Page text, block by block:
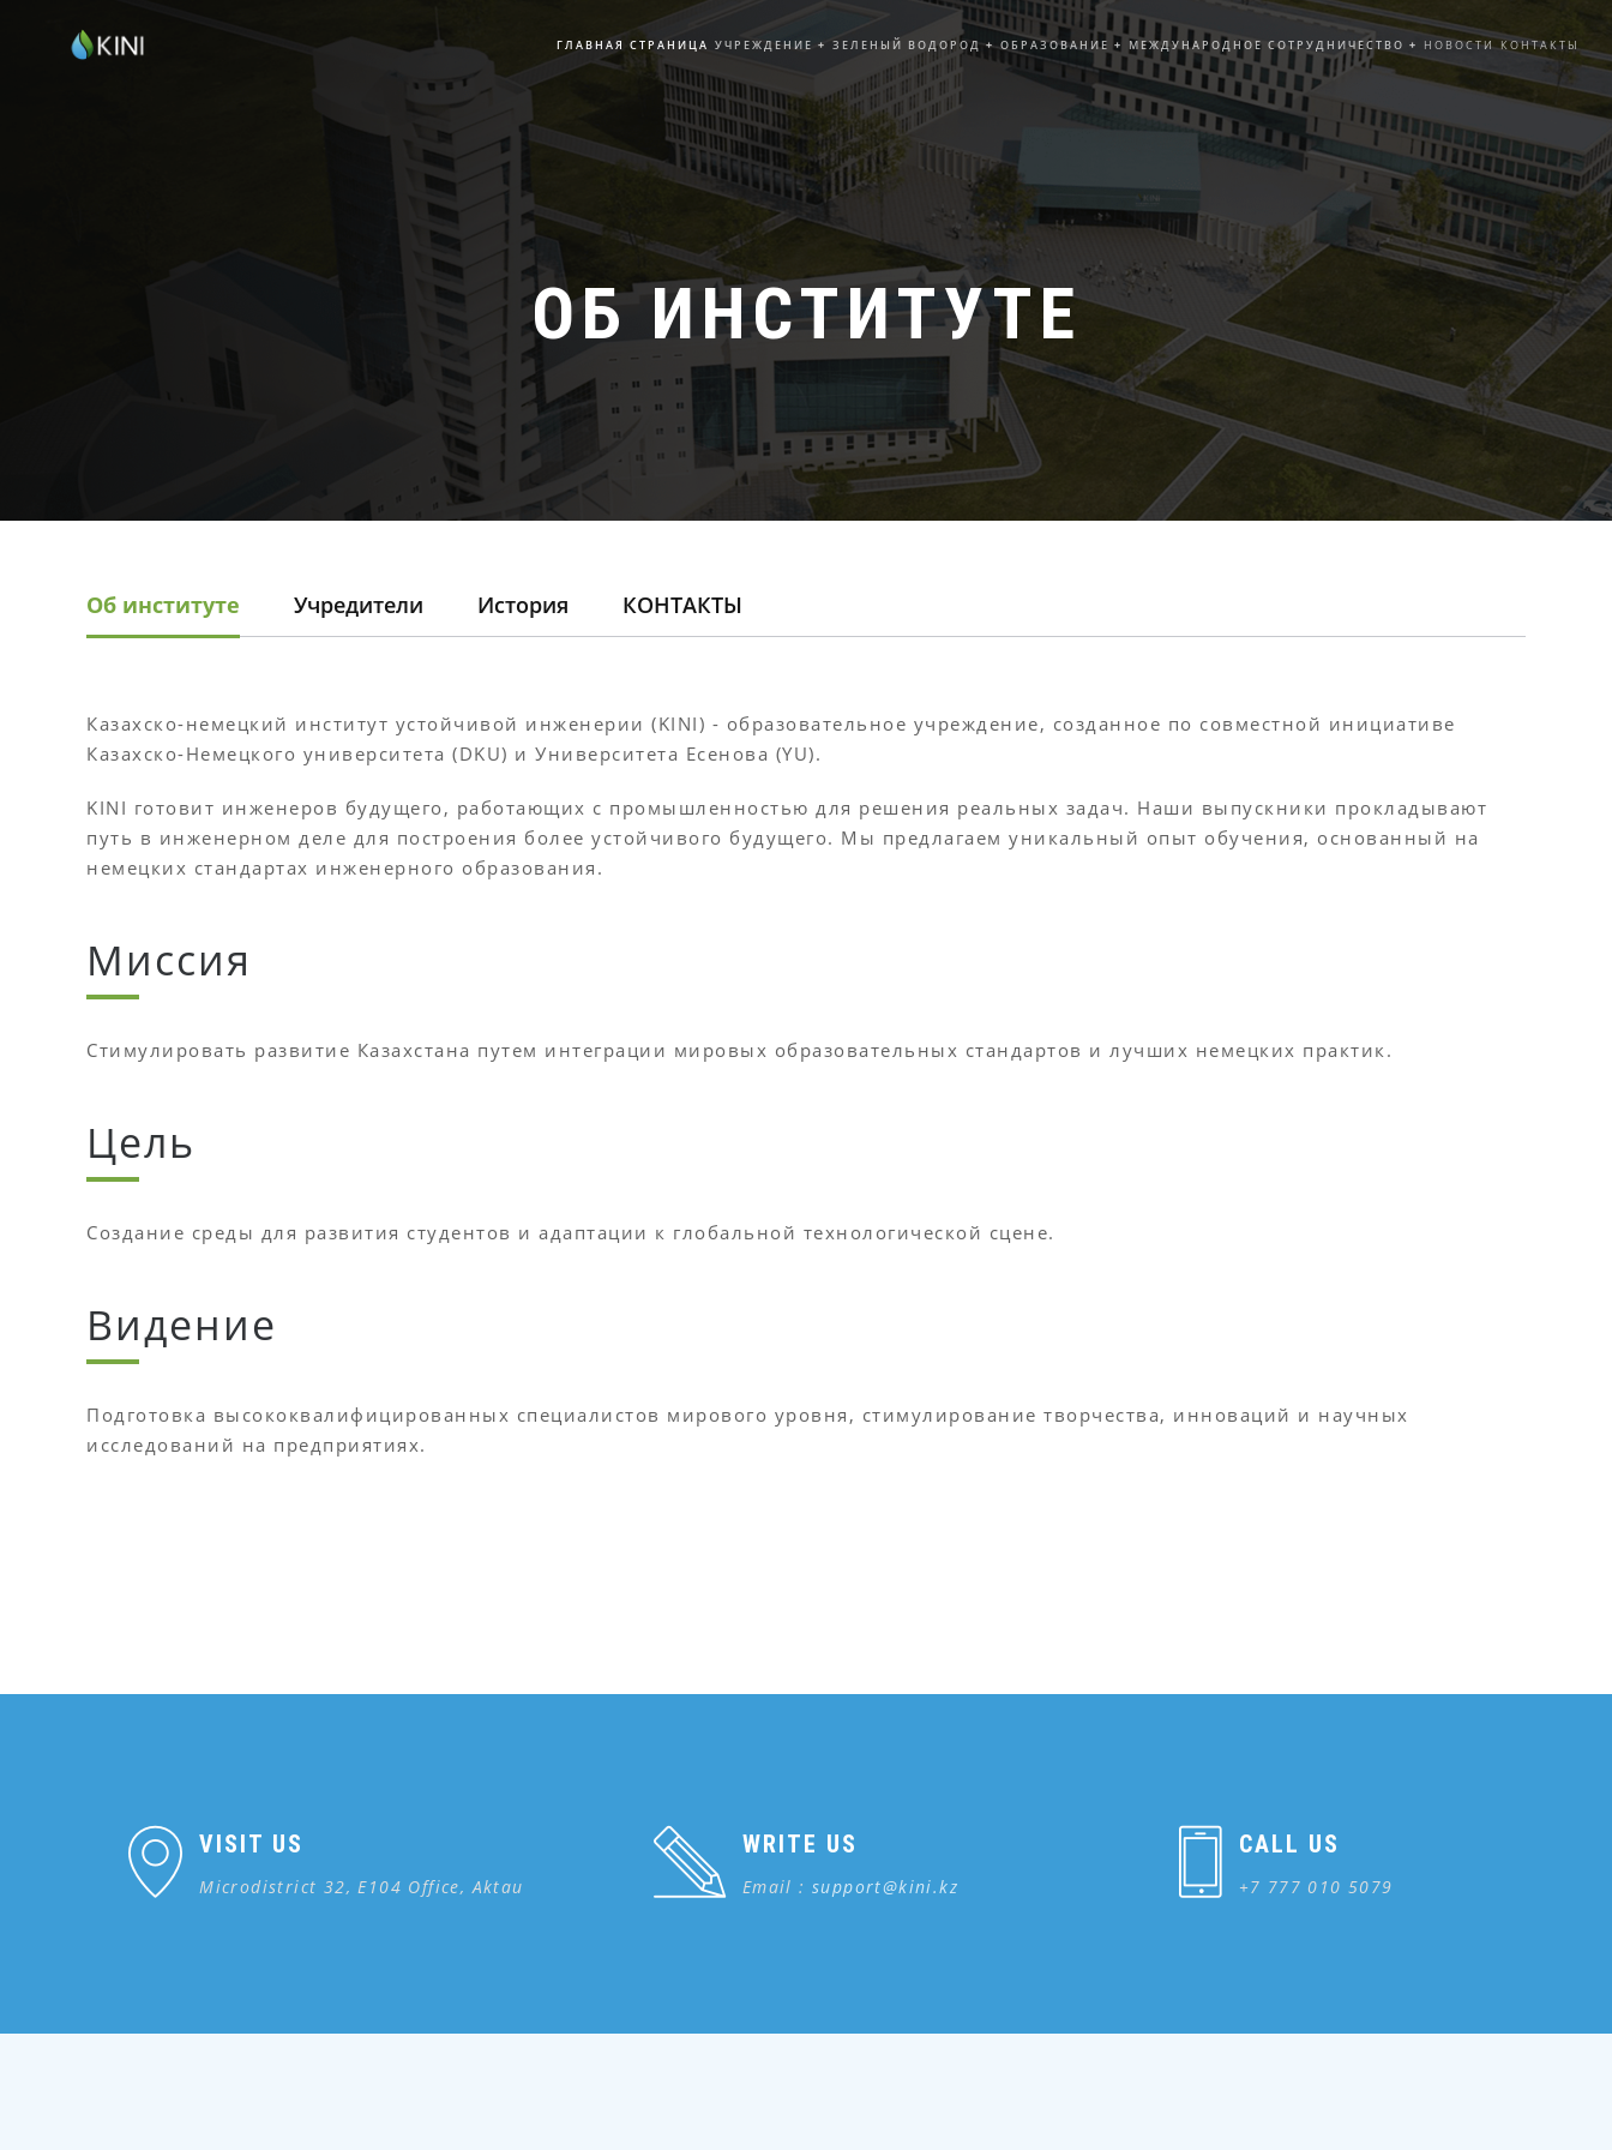
ГЛАВНАЯ СТРАНИЦА УЧРЕЖДЕНИЕ+ ЗЕЛЕНЫЙ ВОДОРОД+ ОБРАЗОВАНИЕ+ МЕЖДУНАРОДНОЕ СОТРУДНИЧЕСТВО+ НОВОСТИ КОНТАКТЫ
ОБ ИНСТИТУТЕ
Об институте Учредители История КОНТАКТЫ
Казахско-немецкий институт устойчивой инженерии (KINI) - образовательное учреждение, созданное по совместной инициативе
Казахско-Немецкого университета (DKU) и Университета Есенова (YU).
KINI готовит инженеров будущего, работающих с промышленностью для решения реальных задач. Наши выпускники прокладывают
путь в инженерном деле для построения более устойчивого будущего. Мы предлагаем уникальный опыт обучения, основанный на
немецких стандартах инженерного образования.
Миссия
Стимулировать развитие Казахстана путем интеграции мировых образовательных стандартов и лучших немецких практик.
Цель
Создание среды для развития студентов и адаптации к глобальной технологической сцене.
Видение
Подготовка высококвалифицированных специалистов мирового уровня, стимулирование творчества, инноваций и научных
исследований на предприятиях.
VISIT US
Microdistrict 32, E104 Office, Aktau
WRITE US
Email :support@kini.kz
CALL US
+7 777 010 5079